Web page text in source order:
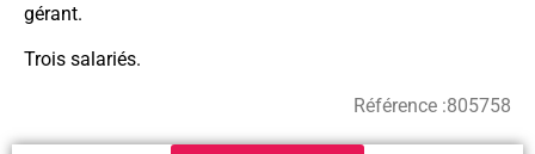
gérant.
Trois salariés.
Référence :805758